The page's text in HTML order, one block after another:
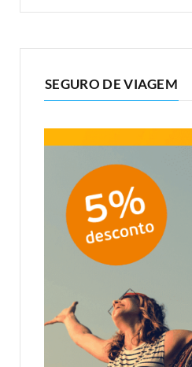
SEGURO DE VIAGEM